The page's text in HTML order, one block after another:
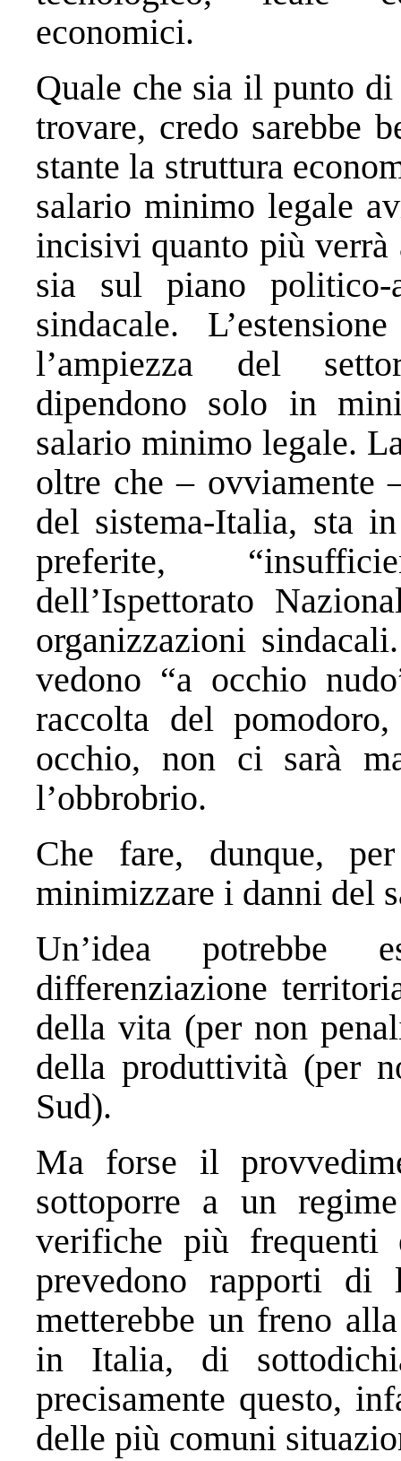
economici.
Quale che sia il punto
trovare, credo sarebbe
stante la struttura
salario minimo legale
incisivi quanto più verrà
sia sul piano politico-
sindacale.
l’ampiezza del
dipendono solo in
salario minimo legale.
oltre che – ovviamente
del sistema-Italia, sta
preferite,
dell’Ispettorato
organizzazioni
vedono “a occhio
raccolta del
occhio, non ci sarà
l’obbrobrio.
Che fare, dunque,
minimizzare i danni del
Un’idea potrebbe
differenziazione
della vita (per non
della produttività (per
Sud).
Ma forse il
sottoporre a un
verifiche più
prevedono rapporti
metterebbe un freno
in Italia, di
precisamente questo,
delle più comuni